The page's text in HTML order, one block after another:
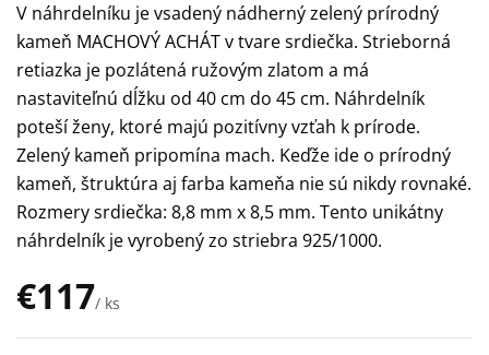
€117/ ks
Jednotková
cena:
V náhrdelníku je vsadený nádherný zelený prírodný
kameň MACHOVÝ ACHÁT v tvare srdiečka. Strieborná
retiazka je pozlátená ružovým zlatom a má
nastaviteľnú dĺžku od 40 cm do 45 cm. Náhrdelník
poteší ženy, ktoré majú pozitívny vzťah k prírode.
Zelený kameň pripomína mach. Keďže ide o prírodný
kameň, štruktúra aj farba kameňa nie sú nikdy rovnaké.
Rozmery srdiečka: 8,8 mm x 8,5 mm. Tento unikátny
náhrdelník je vyrobený zo striebra 925/1000.